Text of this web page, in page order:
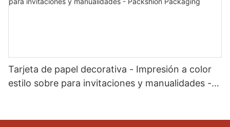
Tarjeta de papel decorativa - Impresión a color
estilo sobre para invitaciones y manualidades -